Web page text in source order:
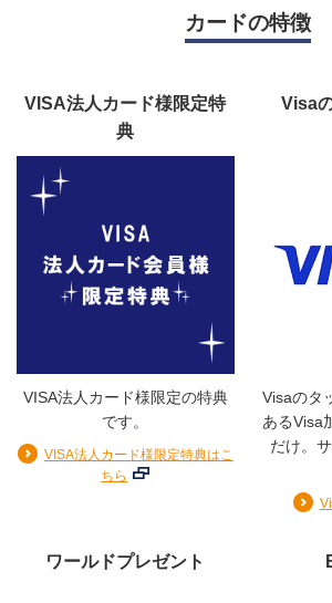
カードの特徴
VISA法人カード様限定特
典
VISA法人カード様限定の特典
です。
VISA法人カード様限定特典はこ
ちら
Visa
Visaのタ
あるVisa
だけ。
ワールドプレゼント